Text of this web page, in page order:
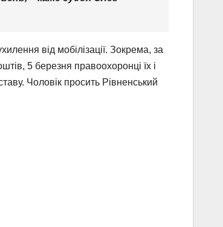
від мобілізації. Зокрема, за
5 березня правоохоронці їх і
Чоловік просить Рівненський